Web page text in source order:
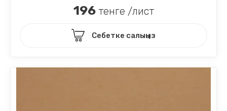
196тенге /лист
Себетке салыңыз